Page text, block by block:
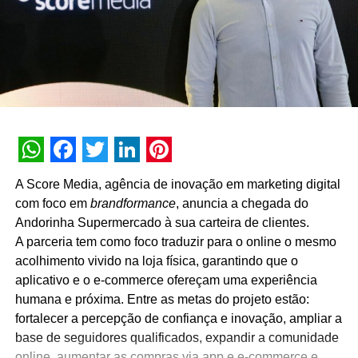
Shoulder é a nova cliente da Elementar Digital
WhatsApp
Facebook
Twitter
LinkedIn
Pinterest
A Score Media, agência de inovação em marketing digital
com foco em brandformance, anuncia a chegada do
Andorinha Supermercado à sua carteira de clientes.
A parceria tem como foco traduzir para o online o mesmo
acolhimento vivido na loja física, garantindo que o
aplicativo e o e-commerce ofereçam uma experiência
humana e próxima. Entre as metas do projeto estão:
fortalecer a percepção de confiança e inovação, ampliar a
base de seguidores qualificados, expandir a comunidade